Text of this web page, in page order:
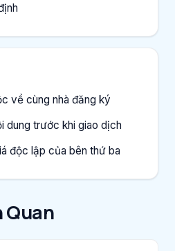
về cùng nhà đăng ký
dung trước khi giao dịch
độc lập của bên thứ ba
Quan